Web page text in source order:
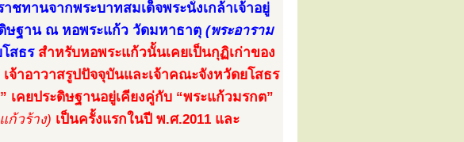
ชทานจากพระบาทสมเด็จพระนั่งเกล้าเจ้าอยู่
ษฐาน ณ หอพระแก้ว วัดมหาธาตุ (พระอาราม
สธร สำหรับหอพระแก้วนั้นเคยเป็นกุฏิเก่าของ
จ้าอาวาสรูปปัจจุบันและเจ้าคณะจังหวัดยโสธร
คยประดิษฐานอยู่เคียงคู่กับ “พระแก้วมรกต”
ก้วร้าง) เป็นครั้งแรกในปี พ.ศ.2011 และ